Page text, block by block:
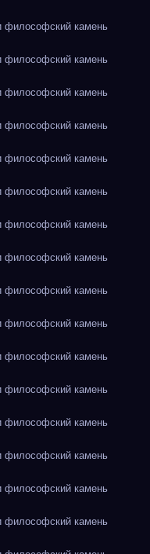
философский камень
философский камень
философский камень
философский камень
философский камень
философский камень
философский камень
философский камень
философский камень
философский камень
философский камень
философский камень
философский камень
философский камень
философский камень
философский камень